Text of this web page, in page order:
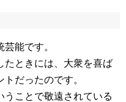
能です。
たときには、大衆を喜ば
だったのです。
うことで敬遠されている